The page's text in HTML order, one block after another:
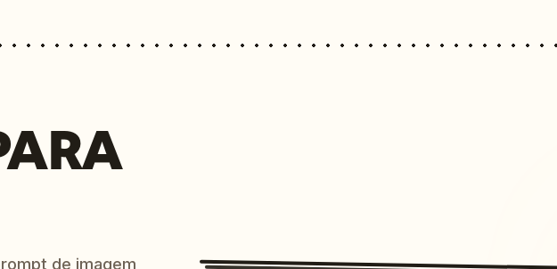
de imagem